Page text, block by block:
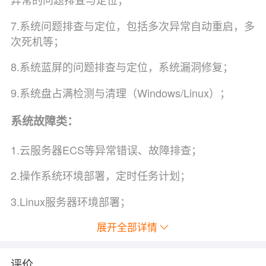
7.系统问题排查与定位，包括多次异常自动重启，多
次死机等；
8.系统蓝屏的问题排查与定位，系统漏洞修复；
9.系统盘占满检测与清理（Windows/Linux）；
系统故障类：
1.云服务器ECS等异常错误、故障排查；
2.操作系统环境部署，定时任务计划；
3.Linux服务器环境部署；
4.阿里云服务器维护；展开全部详情